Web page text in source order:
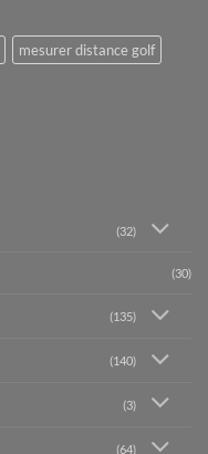
mesurer distance golf
(32)
(30)
(135)
(140)
(3)
(64)